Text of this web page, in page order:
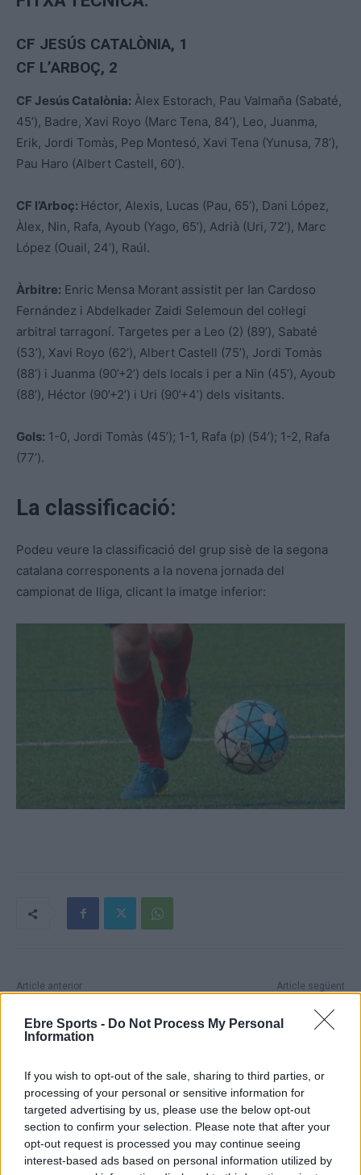
Ebre Sports - Do Not Process My Personal
Information
If you wish to opt-out of the sale, sharing to third parties, or
processing of your personal or sensitive information for
targeted advertising by us, please use the below opt-out
section to confirm your selection. Please note that after your
opt-out request is processed you may continue seeing
interest-based ads based on personal information utilized by
CF JESÚS CATALÒNIA, 1
CF L’ARBOÇ, 2
CF Jesús Catalònia: Àlex Estorach, Pau Valmaña (Sabaté,
45’), Badre, Xavi Royo (Marc Tena, 84’), Leo, Juanma,
Erik, Jordi Tomàs, Pep Montesó, Xavi Tena (Yunusa, 78’),
Pau Haro (Albert Castell, 60’).
CF l’Arboç: Héctor, Alexis, Lucas (Pau, 65’), Dani López,
Àlex, Nin, Rafa, Ayoub (Yago, 65’), Adrià (Uri, 72’), Marc
López (Ouail, 24’), Raúl.
Àrbitre: Enric Mensa Morant assistit per Ian Cardoso
Fernández i Abdelkader Zaidi Selemoun del col·legi
arbitral tarragoní. Targetes per a Leo (2) (89’), Sabaté
(53’), Xavi Royo (62’), Albert Castell (75’), Jordi Tomàs
(88’) i Juanma (90’+2’) dels locals i per a Nin (45’), Ayoub
(88’), Héctor (90’+2’) i Uri (90’+4’) dels visitants.
Gols: 1-0, Jordi Tomàs (45’); 1-1, Rafa (p) (54’); 1-2, Rafa
(77’).
La classificació:
Podeu veure la classificació del grup sisè de la segona
catalana corresponents a la novena jornada del
campionat de lliga, clicant la imatge inferior:
Article anterior
en els últims instants
Article següent
reivindica nous vestidors al